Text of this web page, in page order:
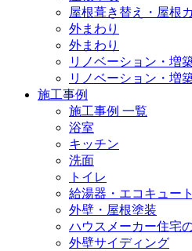
屋根葺き替え・屋根
外まわり
外まわり
リノベーション・増
リノベーション・増
施工事例
施工事例 一覧
浴室
キッチン
洗面
トイレ
給湯器・エコキュート
外壁・屋根塗装
ハウスメーカー住宅
外壁サイディング